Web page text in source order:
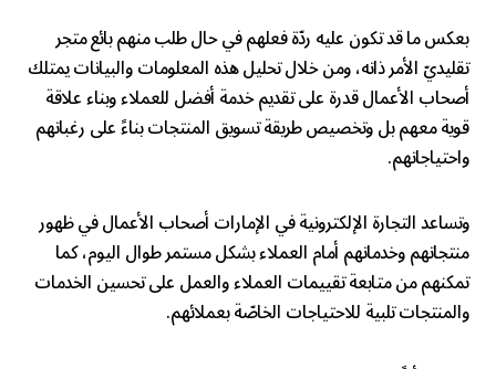
بعكس ما قد تكون عليه ردّة فعلهم في حال طلب منهم بائع متجر
تقليديّ الأمر ذاته، ومن خلال تحليل هذه المعلومات والبيانات يمتلك
أصحاب الأعمال قدرة على تقديم خدمة أفضل للعملاء وبناء علاقة
قوية معهم بل وتخصيص طريقة تسويق المنتجات بناءً على رغباتهم
واحتياجاتهم.
وتساعدالتجارة الإلكترونية في الإماراتأصحاب الأعمال في ظهور
منتجاتهم وخدماتهم أمام العملاء بشكل مستمر طوال اليوم، كما
تمكنهم من متابعة تقييمات العملاء والعمل على تحسين الخدمات
والمنتجات تلبية للاحتياجات الخاصّة بعملائهم.